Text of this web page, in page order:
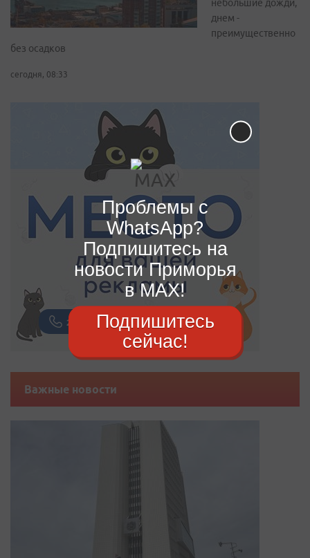
небольшие дожди,
днем -
преимущественно
без осадков
сегодня, 08:33
Важные новости
Проблемы с
WhatsApp?
Подпишитесь на
новости Приморья
в MAX!
Подпишитесь
сейчас!